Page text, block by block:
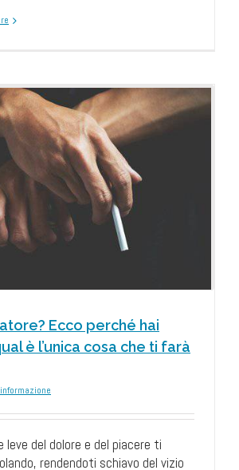
Ecco perché hai
è l’unica cosa che ti farà
leve del dolore e del piacere ti
rendendoti schiavo del vizio